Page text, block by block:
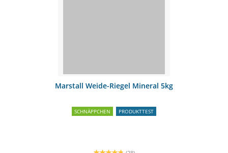
Marstall Weide-Riegel Mineral 5kg
SCHNÄPPCHEN PRODUKTTEST